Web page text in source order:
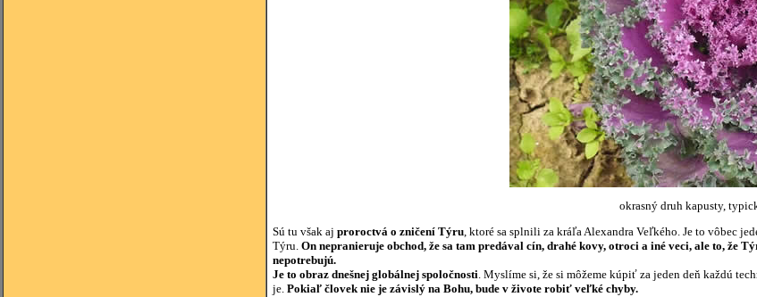
okrasný druh kapusty,
Sú tu však aj proroctvá o zničení Týru, ktoré sa splnili za kráľa Alexandra Veľkého. Je to vôbec
Týru. On nepranieruje obchod, že sa tam predával cín, drahé kovy, otroci a iné veci, ale to, že
nepotrebujú.
Je to obraz dnešnej globálnej spoločnosti. Myslíme si, že si môžeme kúpiť za jeden deň každú
je. Pokiaľ človek nie je závislý na Bohu, bude v živote robiť veľké chyby.